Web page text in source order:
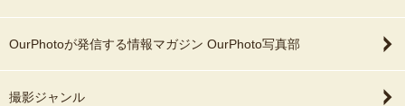
OurPhotoが発信する情報マガジン OurPhoto写真部
撮影ジャンル